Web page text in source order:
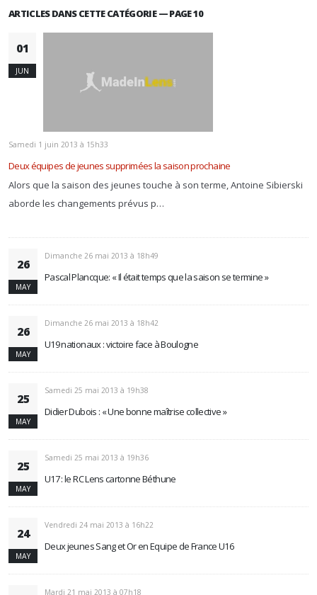
ARTICLES DANS CETTE CATÉGORIE — PAGE 10
01
JUN
Samedi 1 juin 2013 à 15h33
Deux équipes de jeunes supprimées la saison prochaine
Alors que la saison des jeunes touche à son terme, Antoine Sibierski
aborde les changements prévus p…
26
MAY
Dimanche 26 mai 2013 à 18h49
Pascal Plancque: « Il était temps que la saison se termine »
26
MAY
Dimanche 26 mai 2013 à 18h42
U19 nationaux : victoire face à Boulogne
25
MAY
Samedi 25 mai 2013 à 19h38
Didier Dubois : « Une bonne maîtrise collective »
25
MAY
Samedi 25 mai 2013 à 19h36
U17 : le RC Lens cartonne Béthune
24
MAY
Vendredi 24 mai 2013 à 16h22
Deux jeunes Sang et Or en Equipe de France U16
Mardi 21 mai 2013 à 07h18